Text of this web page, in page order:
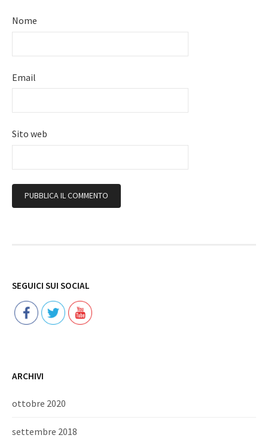
Nome
Email
Sito web
SEGUICI SUI SOCIAL
ARCHIVI
ottobre 2020
settembre 2018